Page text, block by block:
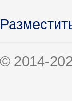
© 2014-